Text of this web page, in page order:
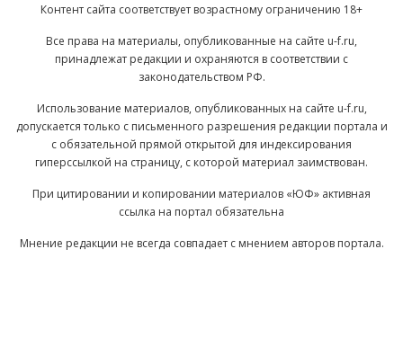
Контент сайта соответствует возрастному ограничению 18+
Все права на материалы, опубликованные на сайте u-f.ru,
принадлежат редакции и охраняются в соответствии с
законодательством РФ.
Использование материалов, опубликованных на сайте u-f.ru,
допускается только с письменного разрешения редакции портала и
с обязательной прямой открытой для индексирования
гиперссылкой на страницу, с которой материал заимствован.
При цитировании и копировании материалов «ЮФ» активная
ссылка на портал обязательна
Мнение редакции не всегда совпадает с мнением авторов портала.